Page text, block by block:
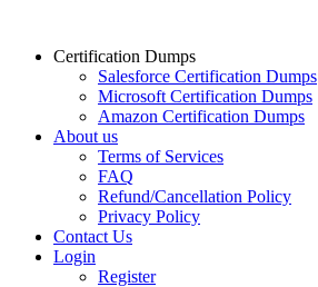
Certification Dumps
Salesforce Certification Dumps
Microsoft Certification Dumps
Amazon Certification Dumps
About us
Terms of Services
FAQ
Refund/Cancellation Policy
Privacy Policy
Contact Us
Login
Register